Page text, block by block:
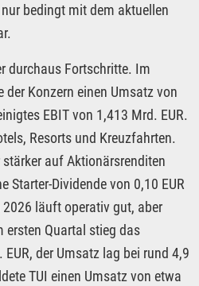
bedingt mit dem aktuellen
durchaus Fortschritte. Im
Konzern einen Umsatz von
EBIT von 1,413 Mrd. EUR.
Resorts und Kreuzfahrten.
auf Aktionärsrenditen
Starter-Dividende von 0,10 EUR
läuft operativ gut, aber
ersten Quartal stieg das
der Umsatz lag bei rund 4,9
TUI einen Umsatz von etwa